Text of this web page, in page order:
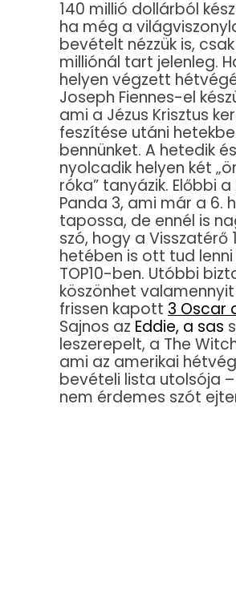
140 millió dollárból
ha még a
bevételt nézzük is,
milliónál tart jelenleg.
helyen végzett
Joseph Fiennes-el
ami a Jézus Krisztus
feszítése utáni
bennünket. A hetedik és
nyolcadik helyen két
róka” tanyázik. Előbbi a
Panda 3, ami már a 6.
tapossa, de ennél is
szó, hogy a Visszatérő
hetében is ott tud
TOP10-ben. Utóbbi
köszönhet
frissen kapott 3 Oscar
Sajnos az Eddie, a sas
leszerepelt, a The
ami az amerikai
bevételi lista utolsója
nem érdemes szót